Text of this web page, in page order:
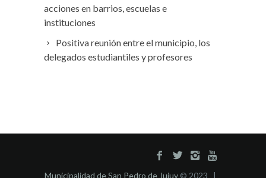
acciones en barrios, escuelas e
instituciones
Positiva reunión entre el municipio, los
delegados estudiantiles y profesores
Municipalidad de San Pedro de Jujuy © 2023 |